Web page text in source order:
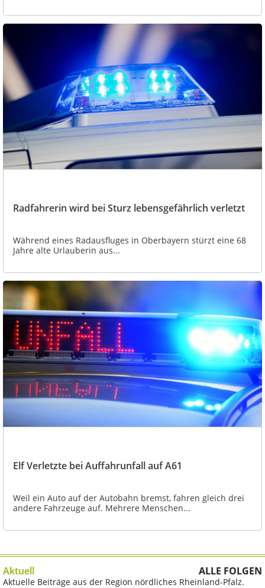
Radfahrerin wird bei Sturz lebensgefährlich verletzt
Während eines Radausfluges in Oberbayern stürzt eine 68
Jahre alte Urlauberin aus...
Elf Verletzte bei Auffahrunfall auf A61
Weil ein Auto auf der Autobahn bremst, fahren gleich drei
andere Fahrzeuge auf. Mehrere Menschen...
Aktuell ALLE FOLGEN
Aktuelle Beiträge aus der Region nördliches Rheinland-Pfalz.